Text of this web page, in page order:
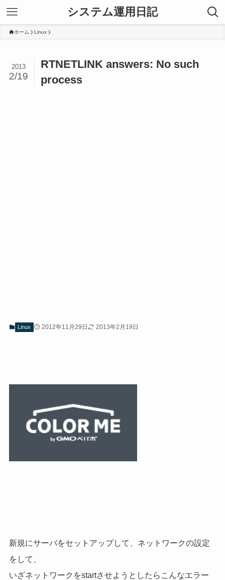
システム運用日記
ホーム Linux
RTNETLINK answers: No such
process
2013
2/19
Linux 2012年11月29日 2013年2月19日
新規にサーバをセットアップして、ネットワークの設定
をして、
いざネットワークをstartさせようとしたらこんなエラー